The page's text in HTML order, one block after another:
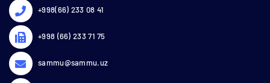
+998(66) 233 08 41
+998 (66) 233 71 75
sammu@sammu.uz